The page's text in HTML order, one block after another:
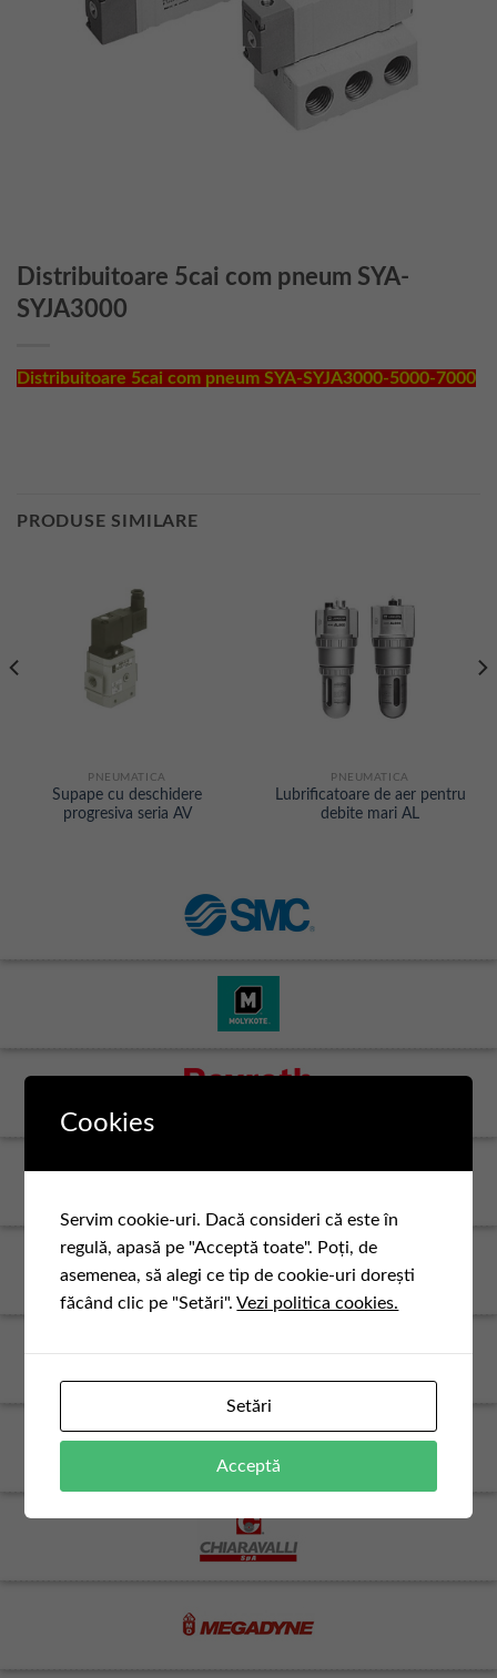
Distribuitoare 5cai com pneum SYA-
SYJA3000
Distribuitoare 5cai com pneum SYA-SYJA3000-5000-7000
PRODUSE SIMILARE
PNEUMATICA
Supape cu deschidere
progresiva seria AV
PNEUMATICA
Lubrificatoare de aer pentru
debite mari AL
Cookies
Servim cookie-uri. Dacă consideri că este în
regulă, apasă pe "Acceptă toate". Poți, de
asemenea, să alegi ce tip de cookie-uri dorești
făcând clic pe "Setări".Vezi politica cookies.
Setări
Acceptă